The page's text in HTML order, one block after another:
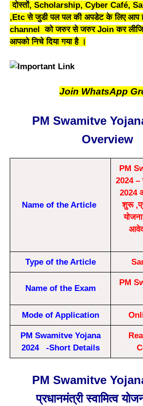
दोस्तों, Scholarship, Cyber Café,
,Etc से जुडी पल पल की अपडेट के लिए आप
channel को जरुर से जरुर Join कर
आपको निचे दिया गया है ।
Join WhatsApp
PM Swamitve
Overview
Name of the Article
PM
2024 –
2024
शुरू
Type of the Article
Name of the Exam
PM
Mode of Application
PM Swamitve Yojana
2024 -Short Details
PM Swamitve
प्रधानमंत्री स्वामित्व